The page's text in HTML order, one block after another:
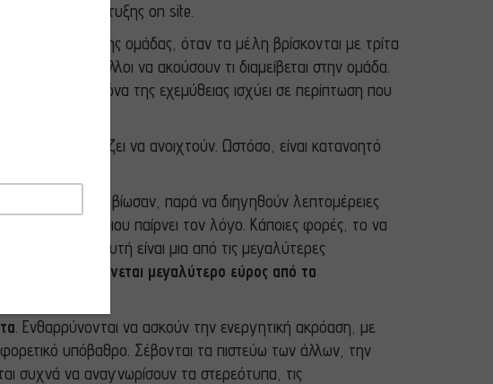
ανάπτυξης on site.
μέλους της ομάδας, όταν τα μέλη βρίσκονται με τρίτα
θα μπορούν άλλοι να ακούσουν τι διαμείβεται στην ομάδα.
από τον κανόνα της εχεμύθειας ισχύει σε περίπτωση που
δεν τα πιέζει να ανοιχτούν. Ωστόσο, είναι κατανοητό
έτσι όπως τα βίωσαν, παρά να διηγηθούν λεπτομέρειες
εμπειρία όποιου παίρνει τον λόγο. Κάποιες φορές, το να
Ωστόσο, αυτή είναι μια από τις μεγαλύτερες
όσο γίνεται μεγαλύτερο εύρος από τα
. Ενθαρρύνονται να ασκούν την ενεργητική ακρόαση, με
υπόβαθρο. Σέβονται τα πιστεύω των άλλων, την
συχνά να αναγνωρίσουν τα στερεότυπα, τις